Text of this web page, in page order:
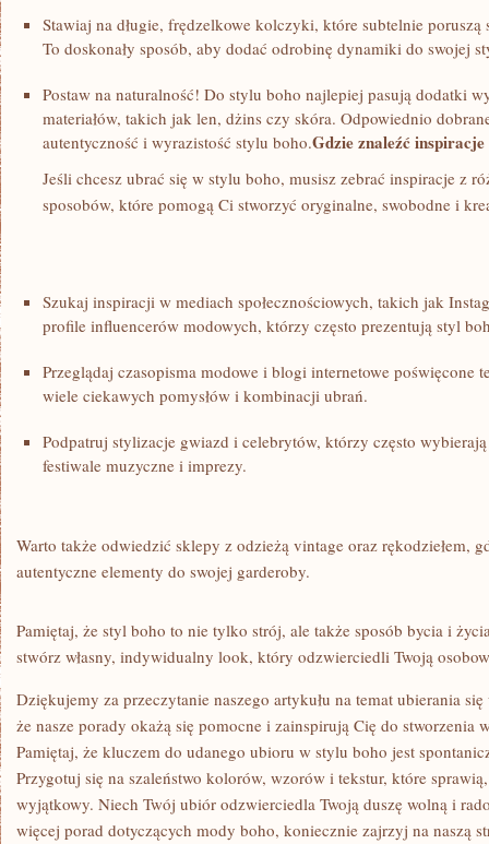
Stawiaj na​ długie, frędzelkowe kolczyki, które subtelnie
To ‍doskonały sposób, aby dodać ⁢odrobinę dynamiki do swojej
Postaw na naturalność! Do stylu boho ⁢najlepiej pasują dodatki
materiałów,⁤ takich jak len, dżins czy skóra. Odpowiednio
autentyczność⁣ i wyrazistość⁤ stylu boho.Gdzie ‌znaleźć
Jeśli chcesz ubrać się​ w⁣ stylu boho, musisz zebrać inspiracje z
sposobów, które‍ pomogą‌ Ci stworzyć oryginalne, swobodne i
Szukaj inspiracji w mediach społecznościowych,‌ takich jak
profile influencerów ⁣modowych, którzy‌ często ‌prezentują ⁤styl
Przeglądaj czasopisma‌ modowe i blogi internetowe poświęcone
wiele ciekawych ‍pomysłów i kombinacji ubrań.
Podpatruj ​stylizacje gwiazd i celebrytów, którzy często
festiwale ‍muzyczne i imprezy.
Warto także odwiedzić sklepy z⁢ odzieżą⁤ vintage ‍oraz ‌rękodziełem,
autentyczne‌ elementy do ⁣swojej​ garderoby.
Pamiętaj, że styl boho to ⁢nie tylko ‍strój, ale także sposób ⁣bycia i
stwórz ‌własny, ​indywidualny look, który odzwierciedli ‌Twoją
Dziękujemy za przeczytanie naszego artykułu na temat ubierania
że nasze porady ⁣okażą ‌się pomocne i ​zainspirują Cię do stworzenia‍
Pamiętaj, że kluczem do⁤ udanego ​ubioru w stylu​ boho jest
Przygotuj się na szaleństwo kolorów, wzorów i tekstur, które
⁣wyjątkowy. Niech Twój ⁢ubiór odzwierciedla Twoją ‌duszę wolną i
więcej porad dotyczących mody ⁢boho, koniecznie zajrzyj na naszą